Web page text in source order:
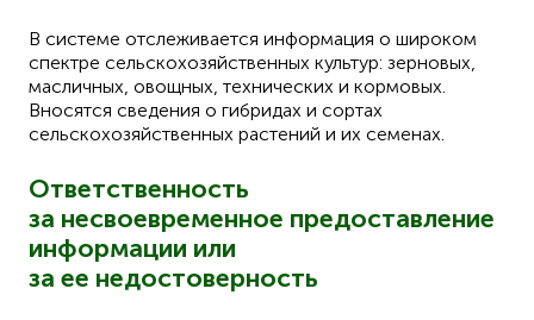
В системе отслеживается информация о широком
спектре сельскохозяйственных культур: зерновых,
масличных, овощных, технических и кормовых.
Вносятся сведения о гибридах и сортах
сельскохозяйственных растений и их семенах.
Ответственность
за несвоевременное предоставление
информации или
за ее недостоверность